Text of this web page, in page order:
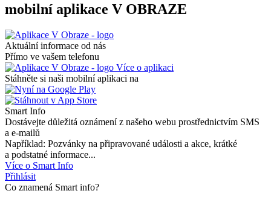
mobilní aplikace V OBRAZE
Aktuální informace od nás
Přímo ve vašem telefonu
Více o aplikaci
Stáhněte si naši mobilní aplikaci na
Smart Info
Dostávejte důležitá oznámení z našeho webu prostřednictvím SMS
a e-mailů
Například: Pozvánky na připravované události a akce, krátké
a podstatné informace...
Více o Smart Info
Přihlásit
Co znamená Smart info?